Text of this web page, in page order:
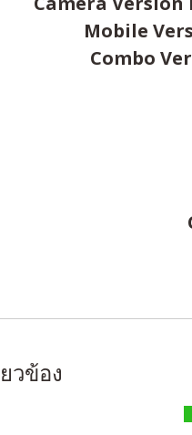
Mobile
Combo
วข้อง